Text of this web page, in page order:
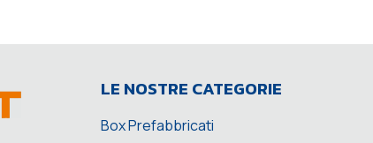
LE NOSTRE CATEGORIE
Box Prefabbricati